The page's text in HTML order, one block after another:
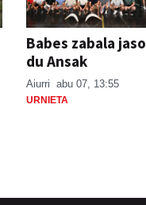
Babes zabala jaso
du Ansak
Aiurri abu 07, 13:55
URNIETA